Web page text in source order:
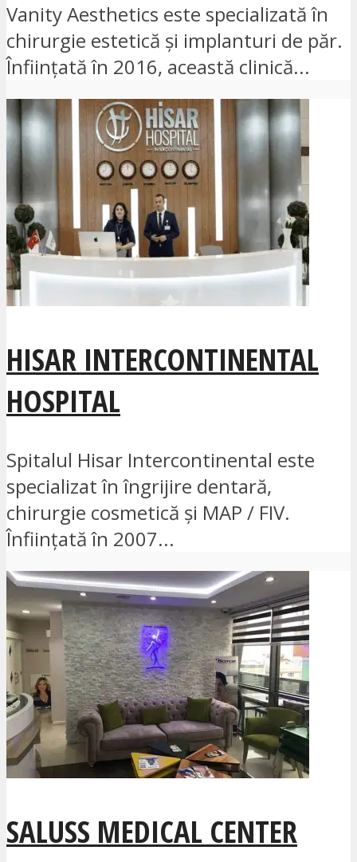
Vanity Aesthetics este specializată în
chirurgie estetică și implanturi de păr.
Înființată în 2016, această clinică...
HISAR INTERCONTINENTAL
HOSPITAL
Spitalul Hisar Intercontinental este
specializat în îngrijire dentară,
chirurgie cosmetică și MAP / FIV.
Înființată în 2007...
SALUSS MEDICAL CENTER